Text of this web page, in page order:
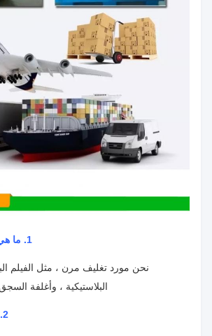
1. ما هي منتجاتك الرئيسية؟
نحن مورد تغليف مرن ، مثل الفيلم
البلاستيكية ، وأغلفة
2. هل تقدمون عينات؟